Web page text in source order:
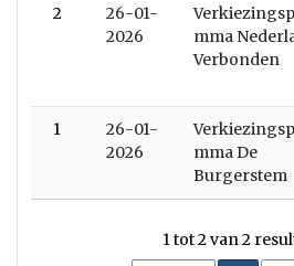
2
26-01-
2026
mma
Verbonden
1
26-01-
2026
mma De
Burgerstem
1 tot 2 van 2